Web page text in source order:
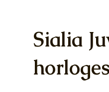
Sialia